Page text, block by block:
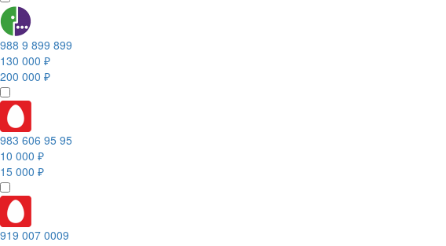
988 9 899 899
130 000 ₽
200 000 ₽
983 606 95 95
10 000 ₽
15 000 ₽
919 007 0009